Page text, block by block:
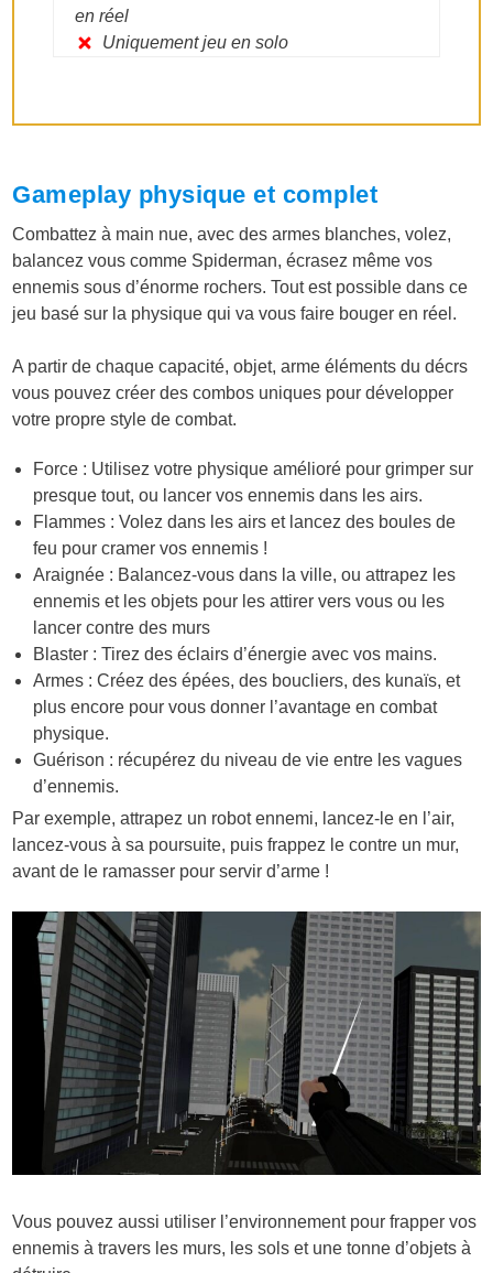
en réel
Uniquement jeu en solo
Gameplay physique et complet
Combattez à main nue, avec des armes blanches, volez,
balancez vous comme Spiderman, écrasez même vos
ennemis sous d’énorme rochers. Tout est possible dans ce
jeu basé sur la physique qui va vous faire bouger en réel.
A partir de chaque capacité, objet, arme éléments du décrs
vous pouvez créer des combos uniques pour développer
votre propre style de combat.
Force : Utilisez votre physique amélioré pour grimper sur
presque tout, ou lancer vos ennemis dans les airs.
Flammes : Volez dans les airs et lancez des boules de
feu pour cramer vos ennemis !
Araignée : Balancez-vous dans la ville, ou attrapez les
ennemis et les objets pour les attirer vers vous ou les
lancer contre des murs
Blaster : Tirez des éclairs d’énergie avec vos mains.
Armes : Créez des épées, des boucliers, des kunaïs, et
plus encore pour vous donner l’avantage en combat
physique.
Guérison : récupérez du niveau de vie entre les vagues
d’ennemis.
Par exemple, attrapez un robot ennemi, lancez-le en l’air,
lancez-vous à sa poursuite, puis frappez le contre un mur,
avant de le ramasser pour servir d’arme !
Vous pouvez aussi utiliser l’environnement pour frapper vos
ennemis à travers les murs, les sols et une tonne d’objets à